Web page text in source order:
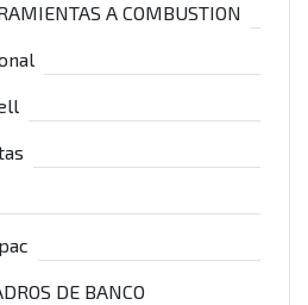
A COMBUSTION
DE BANCO